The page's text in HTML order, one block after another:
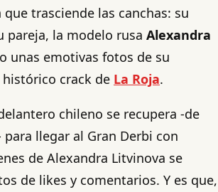
trasciende las canchas: su
pareja, la modelo rusa Alexandra
unas emotivas fotos de su
crack de La Roja.
chileno se recupera -de
llegar al Gran Derbi con
de Alexandra Litvinova se
de likes y comentarios. Y es que,